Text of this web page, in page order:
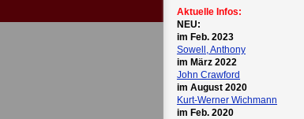
Aktuelle Infos:
NEU:
im Feb. 2023
Sowell, Anthony
im März 2022
John Crawford
im August 2020
Kurt-Werner Wichmann
im Feb. 2020